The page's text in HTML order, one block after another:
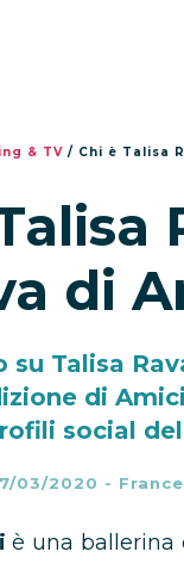
& TV/ Chi è Talisa
di
su Talisa
di
social
03/2020 -
è una ballerina